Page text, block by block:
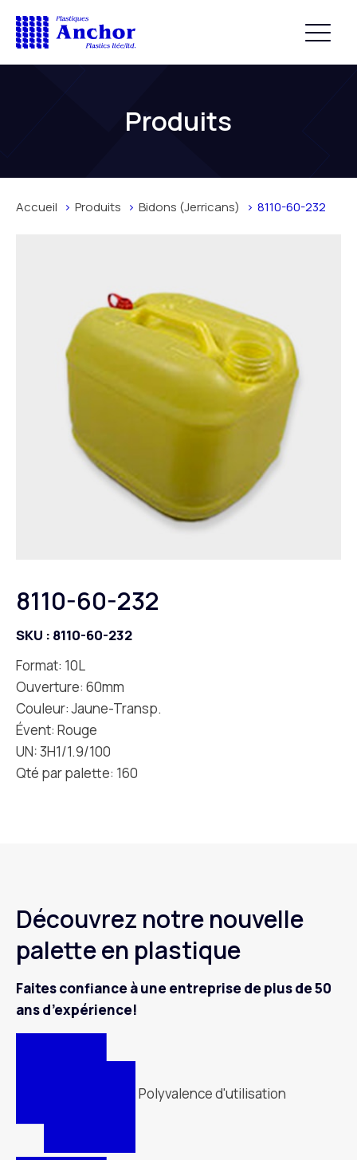
Produits
Accueil Produits Bidons (Jerricans) 8110-60-232
8110-60-232
SKU : 8110-60-232
Format: 10L
Ouverture: 60mm
Couleur: Jaune-Transp.
Évent: Rouge
UN: 3H1/1.9/100
Qté par palette: 160
Découvrez notre nouvelle
palette en plastique
Faites confiance à une entreprise de plus de 50
ans d’expérience!
Polyvalence d'utilisation